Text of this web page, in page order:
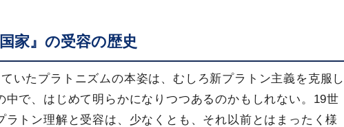
家』の受容の歴史
いたプラトニズムの本姿は、むしろ新プラトン主義を克服し
中で、はじめて明らかになりつつあるのかもしれない。19世
ラトン理解と受容は、少なくとも、それ以前とはまったく様